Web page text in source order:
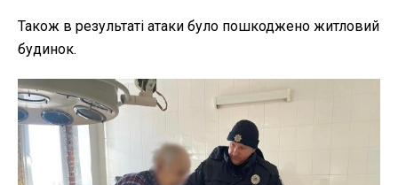
Також в результаті атаки було пошкоджено житловий
будинок.